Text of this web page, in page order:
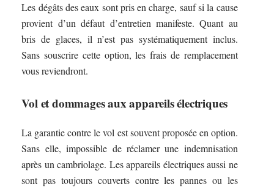
Les dégâts des eaux sont pris en charge, sauf si la cause
provient d’un défaut d’entretien manifeste. Quant au
bris de glaces, il n’est pas systématiquement inclus.
Sans souscrire cette option, les frais de remplacement
vous reviendront.
Vol et dommages aux appareils électriques
La garantie contre le vol est souvent proposée en option.
Sans elle, impossible de réclamer une indemnisation
après un cambriolage. Les appareils électriques aussi ne
sont pas toujours couverts contre les pannes ou les